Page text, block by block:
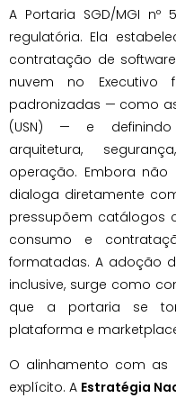
A Portaria SGD/MGI
regulatória. Ela
contratação de
nuvem no Executivo
padronizadas — como
(USN) — e definindo
arquitetura,
operação. Embora
dialoga diretamente
pressupõem catálogos
consumo e
formatadas. A adoção
inclusive, surge como
que a portaria se
plataforma e
O alinhamento com as
explícito. A Estratégia